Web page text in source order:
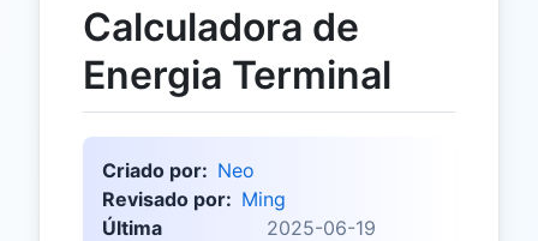
Calculadora de
Energia Terminal
Criado por: Neo
Revisado por: Ming
Última
2025-06-19